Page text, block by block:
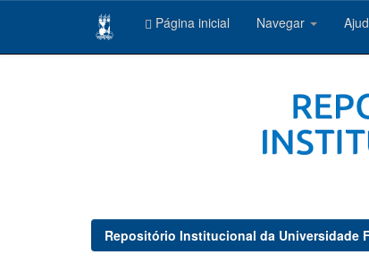
Página inicial Navegar
Repositório Institucional da Universidade